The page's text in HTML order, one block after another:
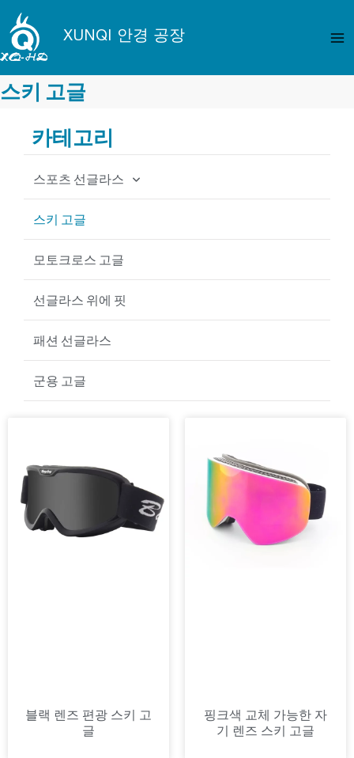
텐
츠
로
건
XUNQI 안경 공장
인
메
스키 고글
카테고리
스포츠 선글라스
사이클링 선글라스
낚시 선글라스
야구 선글라스
골프 선글라스
스키 고글
모토크로스 고글
선글라스 위에 핏
패션 선글라스
군용 고글
블랙 렌즈 편광 스키 고
글
핑크색 교체 가능한 자
기 렌즈 스키 고글